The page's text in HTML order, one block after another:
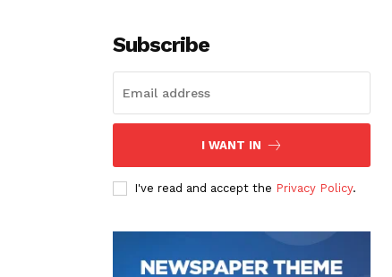
Subscribe
I WANT IN
I've read and accept the Privacy Policy.